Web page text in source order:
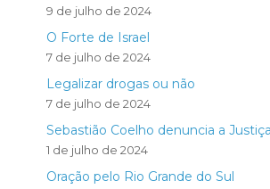
9 de julho de 2024
O Forte de Israel
7 de julho de 2024
Legalizar drogas ou não
7 de julho de 2024
Sebastião Coelho denuncia a
1 de julho de 2024
Oração pelo Rio Grande do Sul